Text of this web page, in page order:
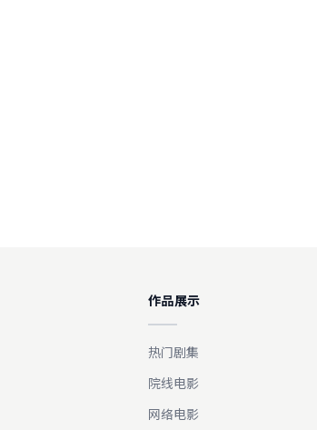
作品展示
热门剧集
院线电影
网络电影